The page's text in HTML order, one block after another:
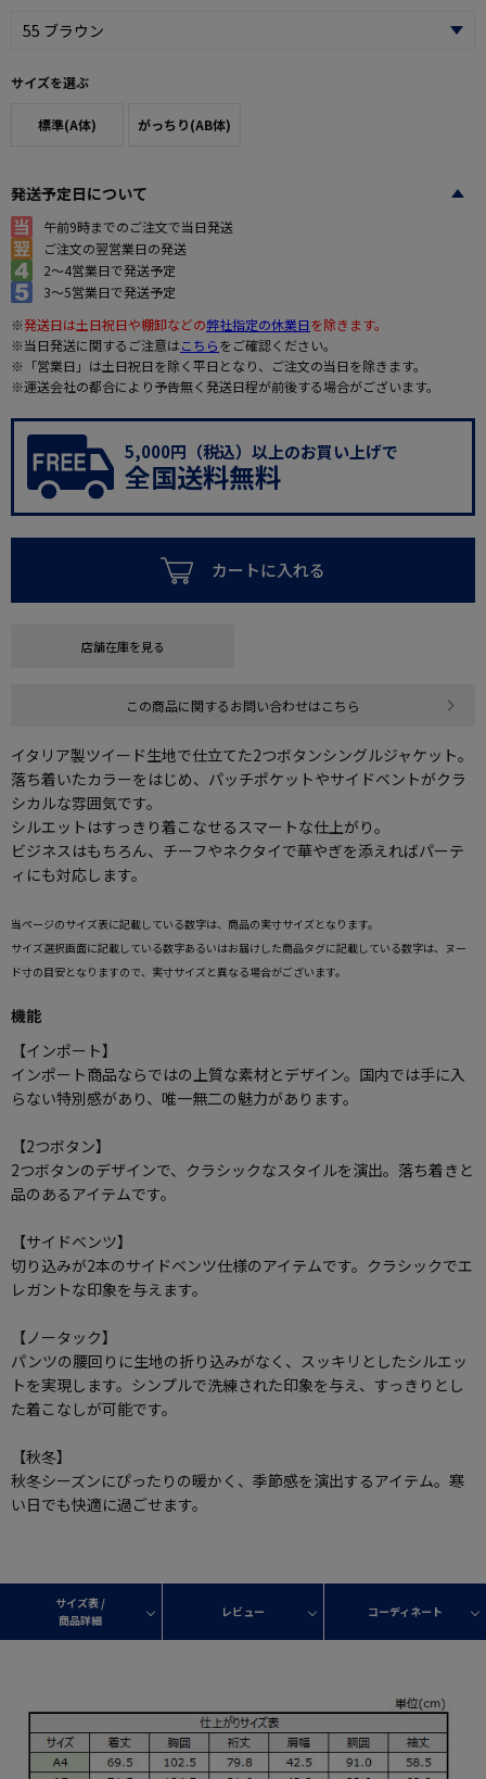
サイズを選ぶ
標準(A体) がっちり(AB体)
発送予定日について
午前9時までのご注文で当日発送
ご注文の翌営業日の発送
2～4営業日で発送予定
3～5営業日で発送予定
※発送日は土日祝日や棚卸などの弊社指定の休業日を除きます。
※当日発送に関するご注意はこちらをご確認ください。
※「営業日」は土日祝日を除く平日となり、ご注文の当日を除きます。
※運送会社の都合により予告無く発送日程が前後する場合がございます。
5,000円（税込）以上のお買い上げで
全国送料無料
カートに入れる
店舗在庫を見る
この商品に関するお問い合わせはこちら
イタリア製ツイード生地で仕立てた2つボタンシングルジャケット。
落ち着いたカラーをはじめ、パッチポケットやサイドベントがクラ
シカルな雰囲気です。
シルエットはすっきり着こなせるスマートな仕上がり。
ビジネスはもちろん、チーフやネクタイで華やぎを添えればパーテ
ィにも対応します。
当ページのサイズ表に記載している数字は、商品の実寸サイズとなります。
サイズ選択画面に記載している数字あるいはお届けした商品タグに記載している数字は、ヌー
ド寸の目安となりますので、実寸サイズと異なる場合がございます。
機能
【インポート】
インポート商品ならではの上質な素材とデザイン。国内では手に入
らない特別感があり、唯一無二の魅力があります。
【2つボタン】
2つボタンのデザインで、クラシックなスタイルを演出。落ち着きと
品のあるアイテムです。
【サイドベンツ】
切り込みが2本のサイドベンツ仕様のアイテムです。クラシックでエ
レガントな印象を与えます。
【ノータック】
パンツの腰回りに生地の折り込みがなく、スッキリとしたシルエッ
トを実現します。シンプルで洗練された印象を与え、すっきりとし
た着こなしが可能です。
【秋冬】
秋冬シーズンにぴったりの暖かく、季節感を演出するアイテム。寒
い日でも快適に過ごせます。
サイズ表 /
商品詳細
レビュー コーディネート